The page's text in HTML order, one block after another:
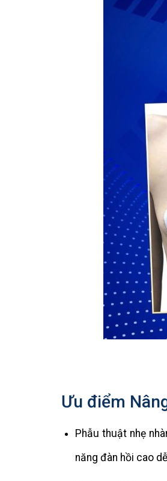
Ưu điểm
Phẫu thuật nhẹ
năng đàn hồi cao